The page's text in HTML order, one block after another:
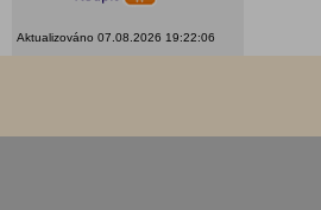
Aktualizováno 07.08.2026 19:22:06